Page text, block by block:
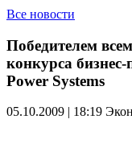
Все новости
Победителем
конкурса
Power Systems
05.10.2009 | 18:19